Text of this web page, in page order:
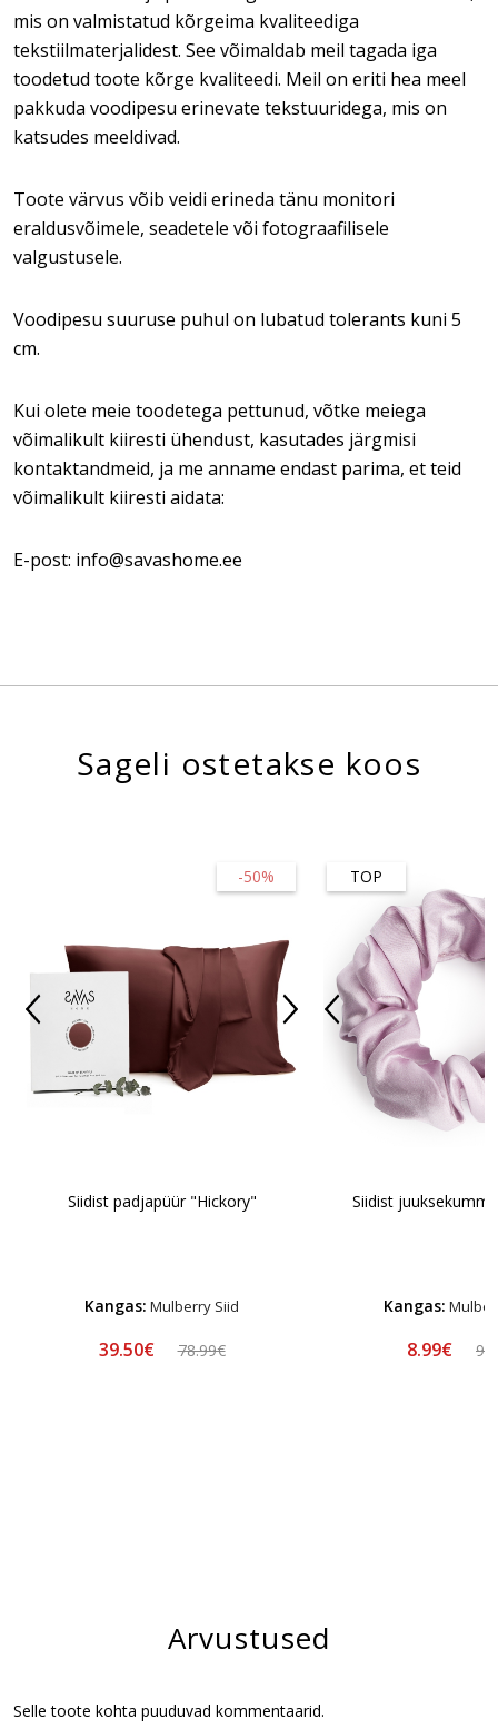
mis on valmistatud kõrgeima kvaliteediga
tekstiilmaterjalidest. See võimaldab meil tagada iga
toodetud toote kõrge kvaliteedi. Meil on eriti hea meel
pakkuda voodipesu erinevate tekstuuridega, mis on
katsudes meeldivad.
Toote värvus võib veidi erineda tänu monitori
eraldusvõimele, seadetele või fotograafilisele
valgustusele.
Voodipesu suuruse puhul on lubatud tolerants kuni 5
cm.
Kui olete meie toodetega pettunud, võtke meiega
võimalikult kiiresti ühendust, kasutades järgmisi
kontaktandmeid, ja me anname endast parima, et teid
võimalikult kiiresti aidata:
E-post: info@savashome.ee
Sageli ostetakse koos
-50%
Siidist padjapüür "Hickory"
Kangas: Mulberry Siid
39.50€ 78.99€
TOP
Siidist juuksekumm
Kangas:
8.99€
Arvustused
Selle toote kohta puuduvad kommentaarid.